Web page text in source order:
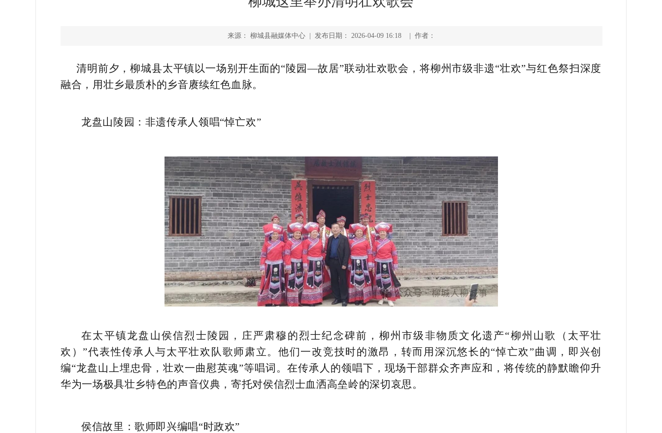
来源： 柳城县融媒体中心 | 发布日期： 2026-04-09 16:18 | 作者：
清明前夕，柳城县太平镇以一场别开生面的“陵园—故居”联动壮欢歌会，将柳州市级非遗“壮欢”与红色祭扫深度
融合，用壮乡最质朴的乡音赓续红色血脉。
龙盘山陵园：非遗传承人领唱“悼亡欢”
在太平镇龙盘山侯信烈士陵园，庄严肃穆的烈士纪念碑前，柳州市级非物质文化遗产“柳州山歌（太平壮
欢）”代表性传承人与太平壮欢队歌师肃立。他们一改竞技时的激昂，转而用深沉悠长的“悼亡欢”曲调，即兴创
编“龙盘山上埋忠骨，壮欢一曲慰英魂”等唱词。在传承人的领唱下，现场干部群众齐声应和，将传统的静默瞻仰升
华为一场极具壮乡特色的声音仪典，寄托对侯信烈士血洒高垒岭的深切哀思。
侯信故里：歌师即兴编唱“时政欢”